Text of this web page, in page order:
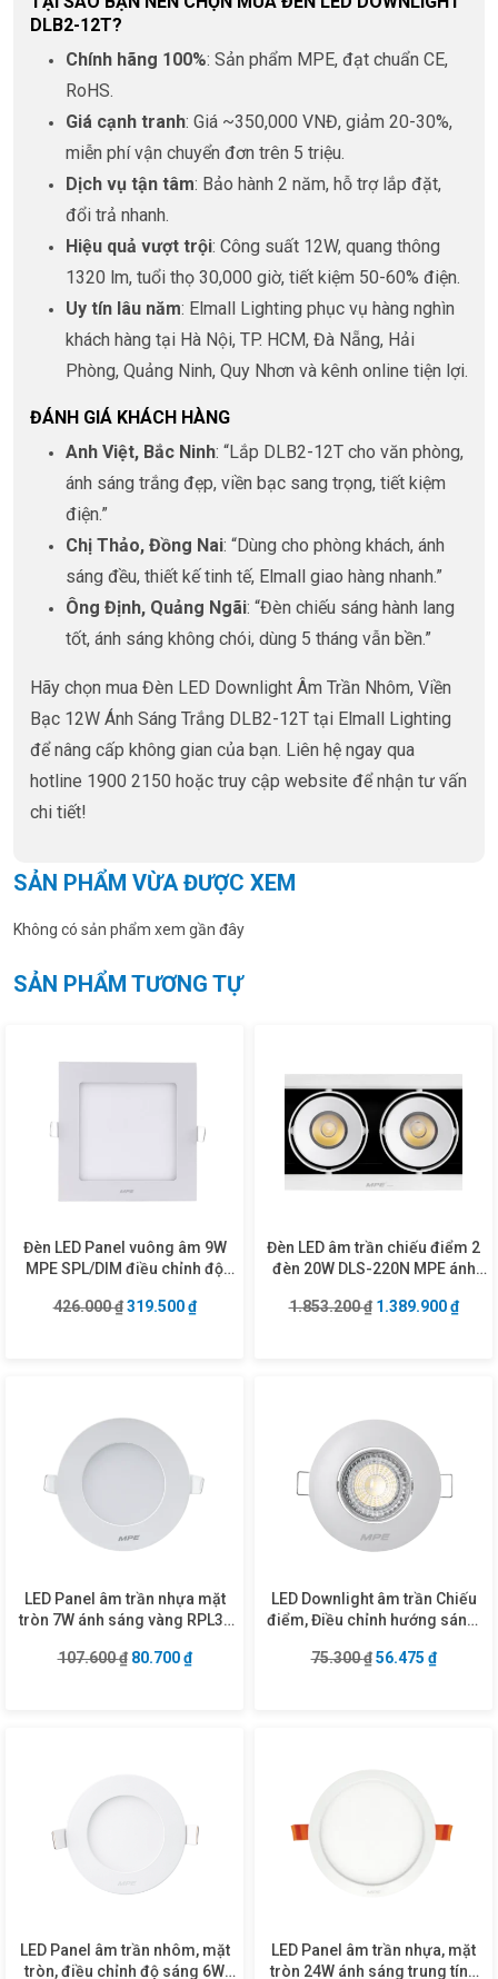
DLB2-12T?
Chính hãng 100%: Sản phẩm MPE, đạt chuẩn CE,
RoHS.
Giá cạnh tranh: Giá ~350,000 VNĐ, giảm 20-30%,
miễn phí vận chuyển đơn trên 5 triệu.
Dịch vụ tận tâm: Bảo hành 2 năm, hỗ trợ lắp đặt,
đổi trả nhanh.
Hiệu quả vượt trội: Công suất 12W, quang thông
1320 lm, tuổi thọ 30,000 giờ, tiết kiệm 50-60% điện.
Uy tín lâu năm: Elmall Lighting phục vụ hàng nghìn
khách hàng tại Hà Nội, TP. HCM, Đà Nẵng, Hải
Phòng, Quảng Ninh, Quy Nhơn và kênh online tiện lợi.
ĐÁNH GIÁ KHÁCH HÀNG
Anh Việt, Bắc Ninh: “Lắp DLB2-12T cho văn phòng,
ánh sáng trắng đẹp, viền bạc sang trọng, tiết kiệm
điện.”
Chị Thảo, Đồng Nai: “Dùng cho phòng khách, ánh
sáng đều, thiết kế tinh tế, Elmall giao hàng nhanh.”
Ông Định, Quảng Ngãi: “Đèn chiếu sáng hành lang
tốt, ánh sáng không chói, dùng 5 tháng vẫn bền.”
Hãy chọn mua Đèn LED Downlight Âm Trần Nhôm, Viền
Bạc 12W Ánh Sáng Trắng DLB2-12T tại Elmall Lighting
để nâng cấp không gian của bạn. Liên hệ ngay qua
hotline 1900 2150 hoặc truy cập website để nhận tư vấn
chi tiết!
SẢN PHẨM VỪA ĐƯỢC XEM
Không có sản phẩm xem gần đây
SẢN PHẨM TƯƠNG TỰ
Đèn LED Panel vuông âm 9W
MPE SPL/DIM điều chỉnh độ
426.000₫ Giá gốc là: 426.000 ₫.
319.500₫Giá hiện tại là: 319.500 ₫.
Đèn LED âm trần chiếu điểm 2
đèn 20W DLS-220N MPE ánh
1.853.200₫ Giá gốc là:
1.389.900₫Giá
LED Panel âm trần nhựa mặt
tròn 7W ánh sáng vàng RPL3-
107.600₫ Giá gốc là: 107.600 ₫.
80.700₫Giá hiện tại là: 80.700 ₫.
LED Downlight âm trần Chiếu
điểm, Điều chỉnh hướng sáng,
DLA2R-7V
75.300₫ Giá gốc là:
56.475 ₫Giá hiện
LED Panel âm trần nhôm, mặt
tròn, điều chỉnh độ sáng 6W
LED Panel âm trần nhựa, mặt
tròn 24W ánh sáng trung tính